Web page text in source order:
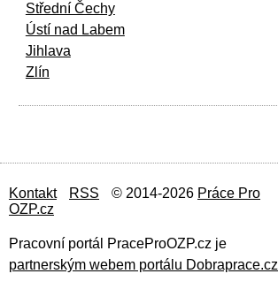
Střední Čechy
Ústí nad Labem
Jihlava
Zlín
Kontakt RSS © 2014-2026 Práce Pro
OZP.cz
Pracovní portál PraceProOZP.cz je
partnerským webem portálu Dobraprace.cz